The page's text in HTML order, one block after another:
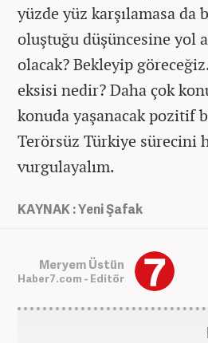
yüzde yüz karşılamasa
oluştuğu düşüncesine yol
olacak? Bekleyip
eksisi nedir? Daha çok
konuda yaşanacak pozitif
Terörsüz Türkiye sürecini
vurgulayalım.
KAYNAK : Yeni Şafak
Meryem Üstün
Haber7.com - Editör